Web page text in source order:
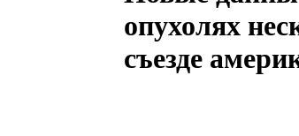
опухолях
съезде